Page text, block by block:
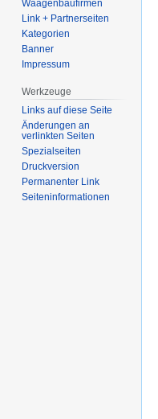
Waagenbaufirmen
Link + Partnerseiten
Kategorien
Banner
Impressum
Werkzeuge
Links auf diese Seite
Änderungen an
verlinkten Seiten
Spezialseiten
Druckversion
Permanenter Link
Seiten­­informationen